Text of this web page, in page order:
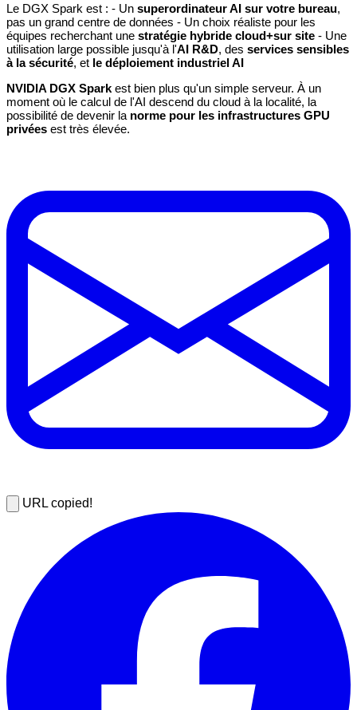
Le DGX Spark est : - Un superordinateur AI sur votre bureau,
pas un grand centre de données - Un choix réaliste pour les
équipes recherchant une stratégie hybride cloud+sur site - Une
utilisation large possible jusqu'à l'AI R&D, des services sensibles
à la sécurité, et le déploiement industriel AI
NVIDIA DGX Spark est bien plus qu'un simple serveur. À un
moment où le calcul de l'AI descend du cloud à la localité, la
possibilité de devenir la norme pour les infrastructures GPU
privées est très élevée.
URL copied!